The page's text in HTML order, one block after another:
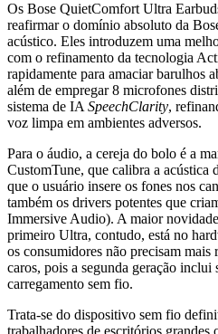
Os Bose QuietComfort Ultra
reafirmar o domínio absoluto da
acústico. Eles introduzem uma
com o refinamento da tecnologia
rapidamente para amaciar barulhos
além de empregar 8 microfones
sistema de IA SpeechClarity,
voz limpa em ambientes adversos.
Para o áudio, a cereja do bolo é a
CustomTune, que calibra a acústica
que o usuário insere os fones nos
também os drivers potentes que
Immersive Audio). A maior
primeiro Ultra, contudo, está no
os consumidores não precisam mais
caros, pois a segunda geração
carregamento sem fio.
Trata-se do dispositivo sem fio